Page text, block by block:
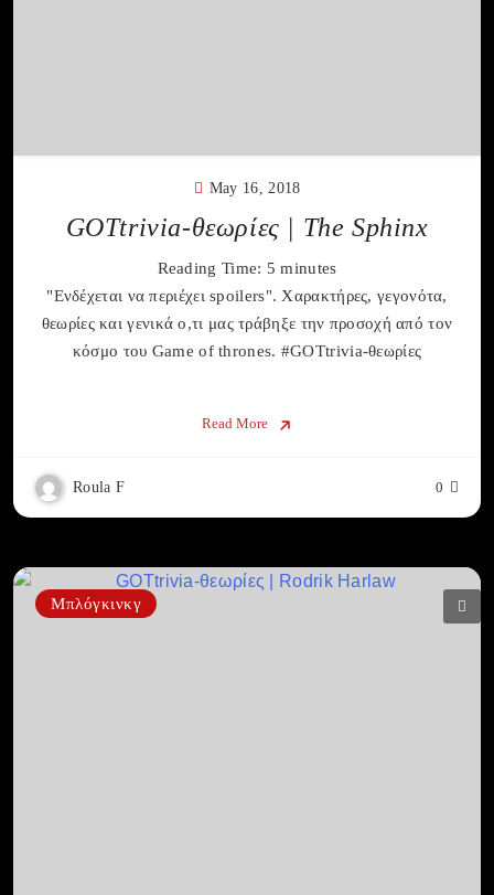
May 16, 2018
GOTtrivia-θεωρίες | The Sphinx
Reading Time: 5 minutes
"Ενδέχεται να περιέχει spoilers". Χαρακτήρες, γεγονότα,
θεωρίες και γενικά ο,τι μας τράβηξε την προσοχή από τον
κόσμο του Game of thrones. #GOTtrivia-θεωρίες
Read More
Roula F 0
Μπλόγκινκγ